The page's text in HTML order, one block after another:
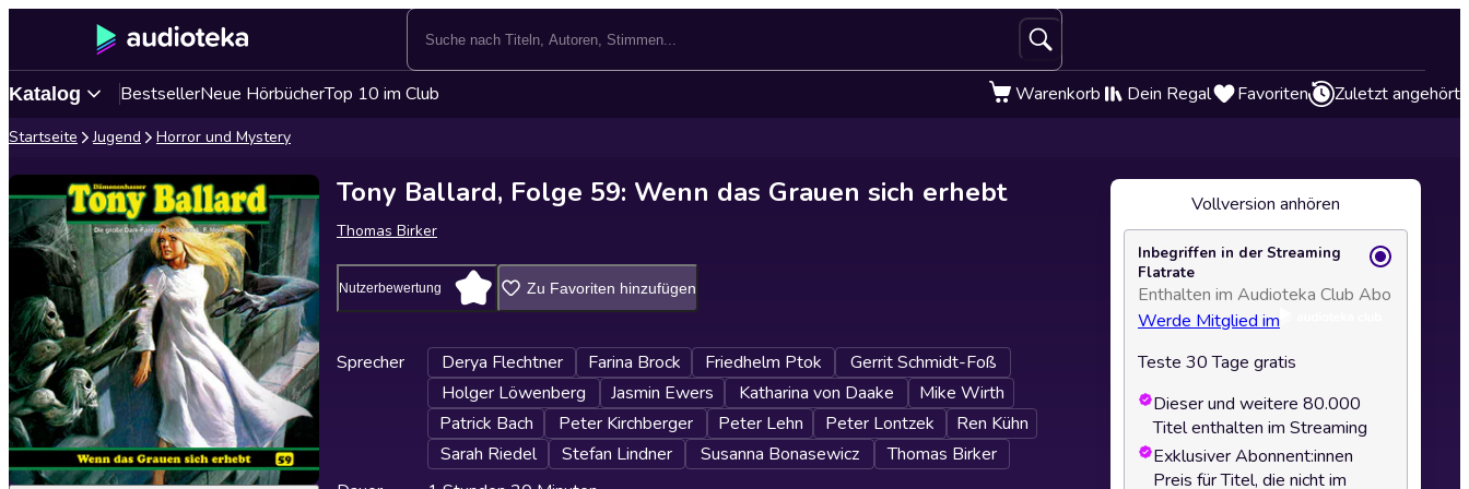
Katalog BestsellerNeue HörbücherTop 10 im Club Warenkorb Dein Regal Favoriten Zuletzt angehört
Startseite Jugend Horror und Mystery
Tony Ballard, Folge 59: Wenn das Grauen sich erhebt
Thomas Birker
Nutzerbewertung Zu Favoriten hinzufügen
Sprecher Derya Flechtner Farina Brock Friedhelm Ptok
Gerrit Schmidt-Foß
Holger Löwenberg
Jasmin Ewers Katharina von Daake
Mike Wirth
Patrick Bach
Peter Kirchberger Peter Lehn Peter Lontzek
Ren Kühn
Sarah Riedel
Stefan Lindner Susanna Bonasewicz
Thomas Birker
Vollversion anhören
Inbegriffen in der Streaming
Flatrate
Enthalten im Audioteka Club Abo
Werde Mitglied im
Teste 30 Tage gratis
Dieser und weitere 80.000
Titel enthalten im Streaming
Exklusiver Abonnent:innen
Preis für Titel, die nicht im